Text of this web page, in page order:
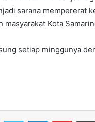
sarana mempererat
Kota
setiap minggunya